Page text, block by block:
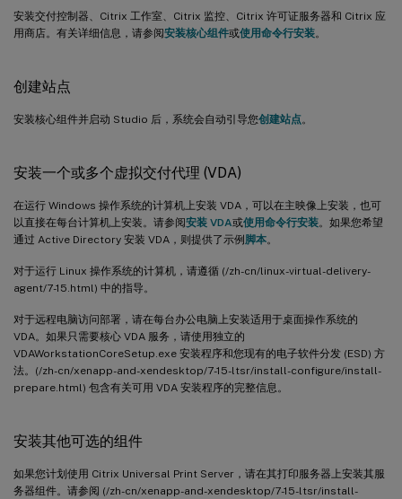
安装交付控制器、Citrix 工作室、Citrix 监控、Citrix 许可证服务器和 Citrix 应
用商店。有关详细信息，请参阅安装核心组件或使用命令行安装。
创建站点
安装核心组件并启动 Studio 后，系统会自动引导您创建站点。
安装一个或多个虚拟交付代理 (VDA)
在运行 Windows 操作系统的计算机上安装 VDA，可以在主映像上安装，也可
以直接在每台计算机上安装。请参阅安装 VDA或使用命令行安装。如果您希望
通过 Active Directory 安装 VDA，则提供了示例脚本。
对于运行 Linux 操作系统的计算机，请遵循 (/zh-cn/linux-virtual-delivery-
agent/7-15.html) 中的指导。
对于远程电脑访问部署，请在每台办公电脑上安装适用于桌面操作系统的
VDA。如果只需要核心 VDA 服务，请使用独立的
VDAWorkstationCoreSetup.exe 安装程序和您现有的电子软件分发 (ESD) 方
法。(/zh-cn/xenapp-and-xendesktop/7-15-ltsr/install-configure/install-
prepare.html) 包含有关可用 VDA 安装程序的完整信息。
安装其他可选的组件
如果您计划使用 Citrix Universal Print Server，请在其打印服务器上安装其服
务器组件。请参阅 (/zh-cn/xenapp-and-xendesktop/7-15-ltsr/install-